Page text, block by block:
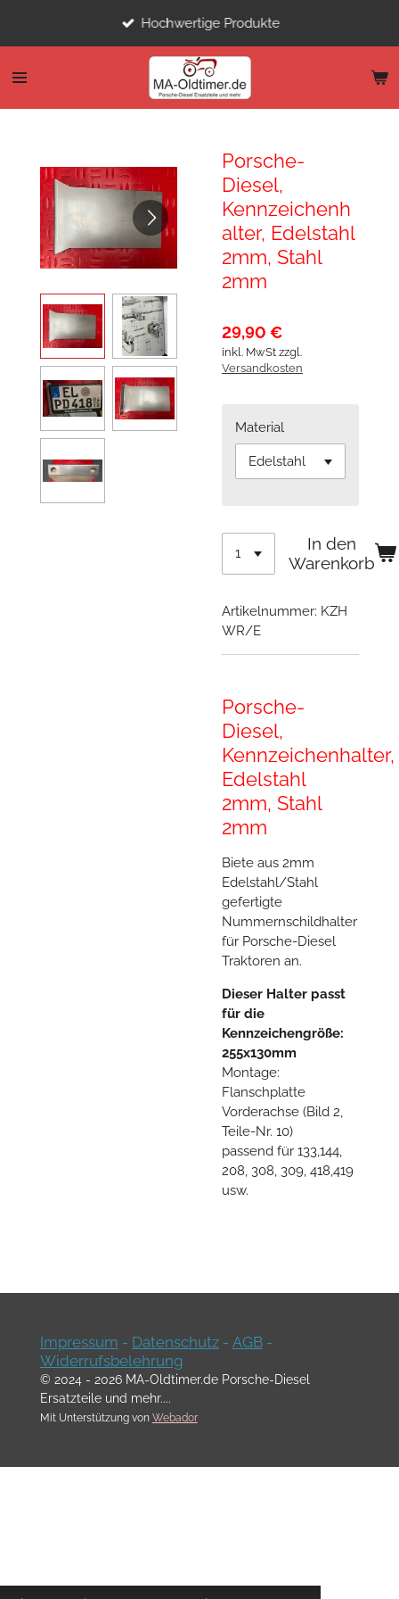
Hochwertige Produkte
Porsche-
Diesel,
Kennzeichenh
alter, Edelstahl
2mm, Stahl
2mm
29,90 €
inkl. MwSt zzgl.
Versandkosten
Material
In den
Warenkorb
Artikelnummer: KZH
WR/E
Porsche-
Diesel,
Kennzeichenhalter,
Edelstahl
2mm, Stahl
2mm
Biete aus 2mm
Edelstahl/Stahl
gefertigte
Nummernschildhalter
für Porsche-Diesel
Traktoren an.
Dieser Halter passt
für die
Kennzeichengröße:
255x130mm
Montage:
Flanschplatte
Vorderachse (Bild 2,
Teile-Nr. 10)
passend für 133,144,
208, 308, 309, 418,419
usw.
Impressum - Datenschutz- AGB-
Widerrufsbelehrung
© 2024 - 2026 MA-Oldtimer.de Porsche-Diesel
Ersatzteile und mehr....
Mit Unterstützung von Webador